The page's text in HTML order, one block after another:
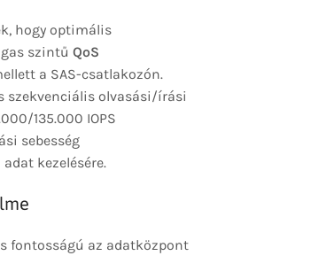
hogy optimális
szintű QoS
a SAS-csatlakozón.
szekvenciális olvasási/írási
135.000 IOPS
sebesség
kezelésére.
fontosságú az adatközpont